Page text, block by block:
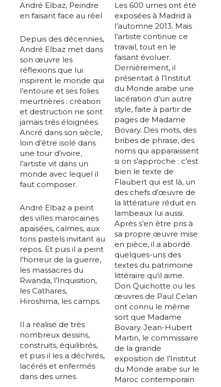
André Elbaz, Peindre
en faisant face au réel
Depuis des décennies,
André Elbaz met dans
son œuvre les
réflexions que lui
inspirent le monde qui
l’entoure et ses folies
meurtrières : création
et destruction ne sont
jamais très éloignées.
Ancré dans son siècle,
loin d’être isolé dans
une tour d’ivoire,
l’artiste vit dans un
monde avec lequel il
faut composer.
André Elbaz a peint
des villes marocaines
apaisées, calmes, aux
tons pastels invitant au
repos. Et puis il a peint
l’horreur de la guerre,
les massacres du
Rwanda, l’Inquisition,
les Cathares,
Hiroshima, les camps.
Il a réalisé de très
nombreux dessins,
construits, équilibrés,
et puis il les a déchirés,
lacérés et enfermés
dans des urnes.
Les 600 urnes ont été
exposées à Madrid à
l’automne 2013. Mais
l’artiste continue ce
travail, tout en le
faisant évoluer.
Dernièrement, il
présentait à l’Institut
du Monde arabe une
lacération d’un autre
style, faite à partir de
pages de Madame
Bovary. Des mots, des
bribes de phrase, des
noms qui apparaissent
si on s’approche : c’est
bien le texte de
Flaubert qui est là, un
des chefs d’œuvre de
la littérature réduit en
lambeaux lui aussi.
Après s’en être pris à
sa propre œuvre mise
en pièce, il a abordé
quelques-uns des
textes du patrimoine
littéraire qu’il aime.
Don Quichotte ou les
œuvres de Paul Celan
ont connu le même
sort que Madame
Bovary. Jean-Hubert
Martin, le commissaire
de la grande
exposition de l’Institut
du Monde arabe sur le
Maroc contemporain